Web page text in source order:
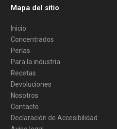
Mapa del sitio
Inicio
Concentrados
Perlas
Para la industria
Recetas
Devoluciones
Nosotros
Contacto
Declaración de Accesibilidad